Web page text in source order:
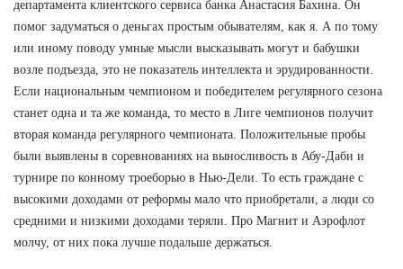
департамента клиентского сервиса банка Анастасия Бахина. Он
помог задуматься о деньгах простым обывателям, как я. А по тому
или иному поводу умные мысли высказывать могут и бабушки
возле подъезда, это не показатель интеллекта и эрудированности.
Если национальным чемпионом и победителем регулярного сезона
станет одна и та же команда, то место в Лиге чемпионов получит
вторая команда регулярного чемпионата. Положительные пробы
были выявлены в соревнованиях на выносливость в Абу-Даби и
турнире по конному троеборью в Нью-Дели. То есть граждане с
высокими доходами от реформы мало что приобретали, а люди со
средними и низкими доходами теряли. Про Магнит и Аэрофлот
молчу, от них пока лучше подальше держаться.